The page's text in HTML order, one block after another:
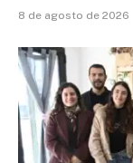
8 de agosto de 2026